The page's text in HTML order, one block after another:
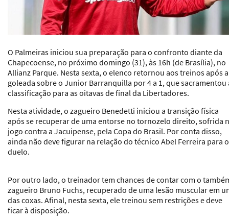
O Palmeiras iniciou sua preparação para o confronto diante da
Chapecoense, no próximo domingo (31), às 16h (de Brasília), no
Allianz Parque. Nesta sexta, o elenco retornou aos treinos após a
goleada sobre o Junior Barranquilla por 4 a 1 , que sacramentou
classificação para as oitavas de final da Libertadores.
Nesta atividade, o zagueiro Benedetti iniciou a transição física
após se recuperar de uma entorse no tornozelo direito, sofrida
jogo contra a Jacuipense, pela Copa do Brasil. Por conta disso,
ainda não deve figurar na relação do técnico Abel Ferreira para o
duelo.
Por outro lado, o treinador tem chances de contar com o
zagueiro Bruno Fuchs, recuperado de uma lesão muscular em
das coxas. Afinal, nesta sexta, ele treinou sem restrições e deve
ficar à disposição.